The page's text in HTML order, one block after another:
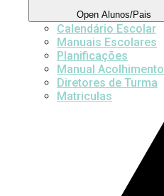
Open Alunos/Pais
Calendário Escolar
Manuais Escolares
Planificações
Manual Acolhimento
Diretores de Turma
Matriculas